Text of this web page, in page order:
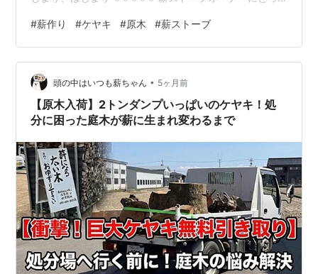
3台分ものケヤキを譲り受けることになりました。前回の
1台目に続き、今回は2台目・3台目の搬入と、今後の「強
敵」との戦いについてお伝えします。 応援ポチお願いし
ます！ 薪ストーブ暮らし 人気ブログランキング ■ 2トン
ダンプから一気に荷下ろし！ まずは2台目。荷台を傾
け、一気に下ろしてもら…
#薪作り #ケヤキ #原木 #薪ストーブ
頭の中はいつも薪ちゃん • 5ヶ月前
【原木入荷】2トンダンプいっぱいのケヤキ！処
分に困った庭木が薪に生まれ変わるまで